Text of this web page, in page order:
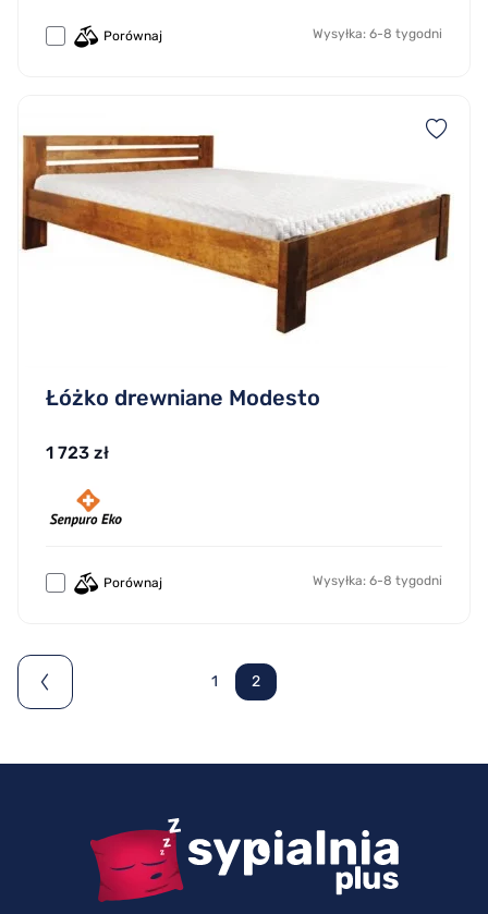
Porównaj Wysyłka: 6-8 tygodni
Łóżko drewniane Modesto
1 723 zł
Porównaj Wysyłka: 6-8 tygodni
1 2